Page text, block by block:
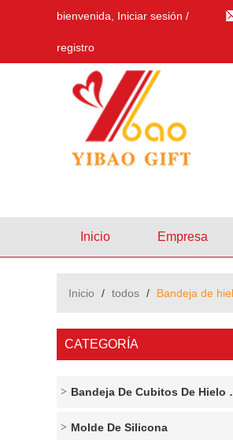
bienvenida, Iniciar sesión /
registro
Inicio Empresa
Inicio / todos / Bandeja de
CATEGORÍA
Bandeja De Cubitos De Hielo De Silicona
Molde De Silicona